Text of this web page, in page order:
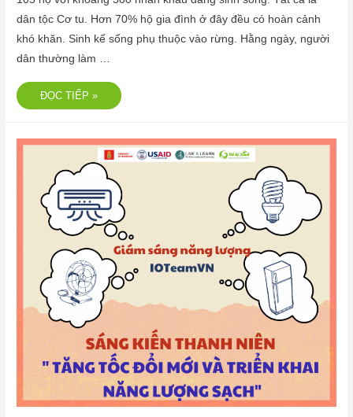
dân tộc Cơ tu. Hơn 70% hộ gia đình ở đây đều có hoàn cảnh
khó khăn. Sinh kế sống phụ thuộc vào rừng. Hằng ngày, người
dân thường làm …
ĐỌC TIẾP »